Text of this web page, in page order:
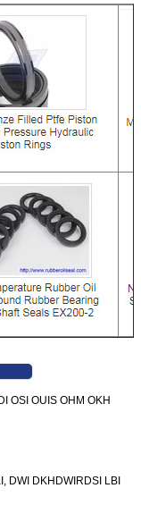
17, D31PLL-17,
D31P-18A, D31Q-17,
20, D355A-3,
1, D37E-2, D37P-2,
3, D41S-3, D45A-1,
1, D50S-16, D50A-16,
17, D53P-16, D53P-
D57S-1B, D58E-1,
7, D60P-7, D60PL-7,
7, D65A-7, D65E-7,
7, D65P-8, D65S-8,
1, D155A-2
OSI OUIS OHM OKH
DWI DKH DWIR DSI LBI